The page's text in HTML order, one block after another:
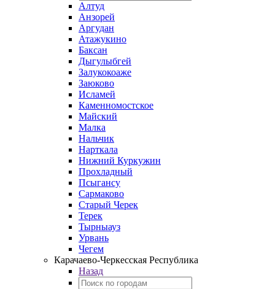
Алтуд
Анзорей
Аргудан
Атажукино
Баксан
Дыгулыбгей
Залукокоаже
Заюково
Исламей
Каменномостское
Майский
Малка
Нальчик
Нарткала
Нижний Куркужин
Прохладный
Псыгансу
Сармаково
Старый Черек
Терек
Тырныауз
Урвань
Чегем
Карачаево-Черкесская Республика
Назад